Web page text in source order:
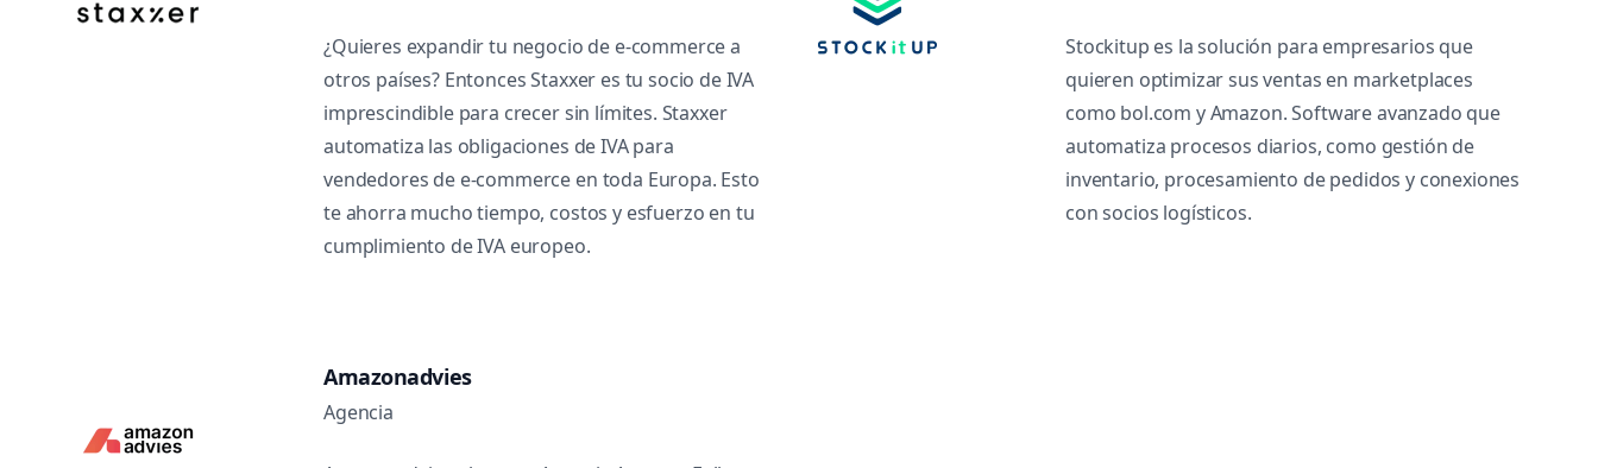
¿Quieres expandir tu negocio de e-commerce a
otros países? Entonces Staxxer es tu socio de IVA
imprescindible para crecer sin límites. Staxxer
automatiza las obligaciones de IVA para
vendedores de e-commerce en toda Europa. Esto
te ahorra mucho tiempo, costos y esfuerzo en tu
cumplimiento de IVA europeo.
Stockitup es la solución para empresarios que
quieren optimizar sus ventas en marketplaces
como bol.com y Amazon. Software avanzado que
automatiza procesos diarios, como gestión de
inventario, procesamiento de pedidos y conexiones
con socios logísticos.
Amazonadvies
Agencia